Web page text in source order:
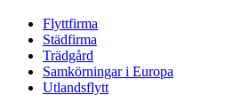
Flyttfirma
Städfirma
Trädgård
Samkörningar i Europa
Utlandsflytt